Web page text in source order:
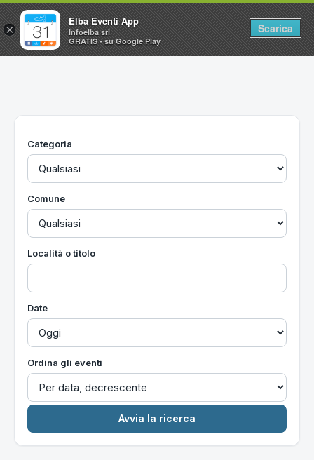
Home
Utilità
Categoria
Comune
Località o titolo
Date
Ordina gli eventi
×
Elba Eventi App
Infoelba srl
GRATIS - su Google Play
Scarica